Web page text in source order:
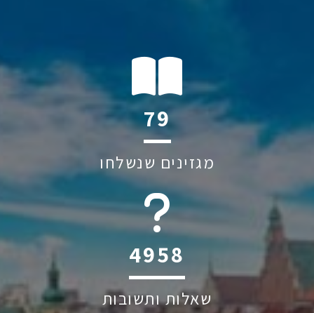
120
מגזינים שנשלחו
6045
שאלות ותשובות